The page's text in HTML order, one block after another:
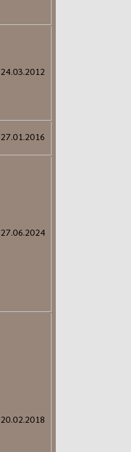
24.03.2012
27.01.2016
27.06.2024
20.02.2018